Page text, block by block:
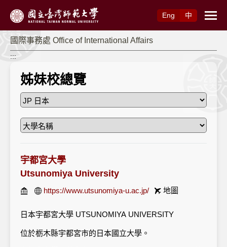
Eng
中
國際事務處 Office of International Affairs
:::
姊妹校總覽
宇都宮大學
Utsunomiya University
https://www.utsunomiya-u.ac.jp/ 地圖
日本宇都宮大學 UTSUNOMIYA UNIVERSITY
位於栃木縣宇都宮市的日本國立大學。